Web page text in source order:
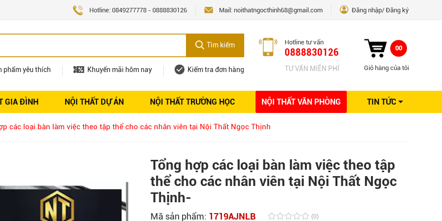
Hotline: 0849277778 - 0888830126 Mail: noithatngocthinh68@gmail.com Đăng nhập Đăng ký
Tìm kiếm
phẩm yêu thích Khuyến mãi hôm nay Kiểm tra đơn hàng
Hotline tư vấn
0888830126
TƯ VẤN MIỄN PHÍ
00
Giỏ hàng của tôi
GIA ĐÌNH NỘI THẤT DỰ ÁN NỘI THẤT TRƯỜNG HỌC NỘI THẤT VĂN PHÒNG TIN TỨC
thất Tuyển dụng
Giải pháp thiết kế
các loại bàn làm việc theo tập thể cho các nhân viên tại Nội Thất Ngọc Thịnh
Tổng hợp các loại bàn làm việc theo tập
thể cho các nhân viên tại Nội Thất Ngọc
Thịnh-
Mã sản phẩm: 1719AJNLB (0)